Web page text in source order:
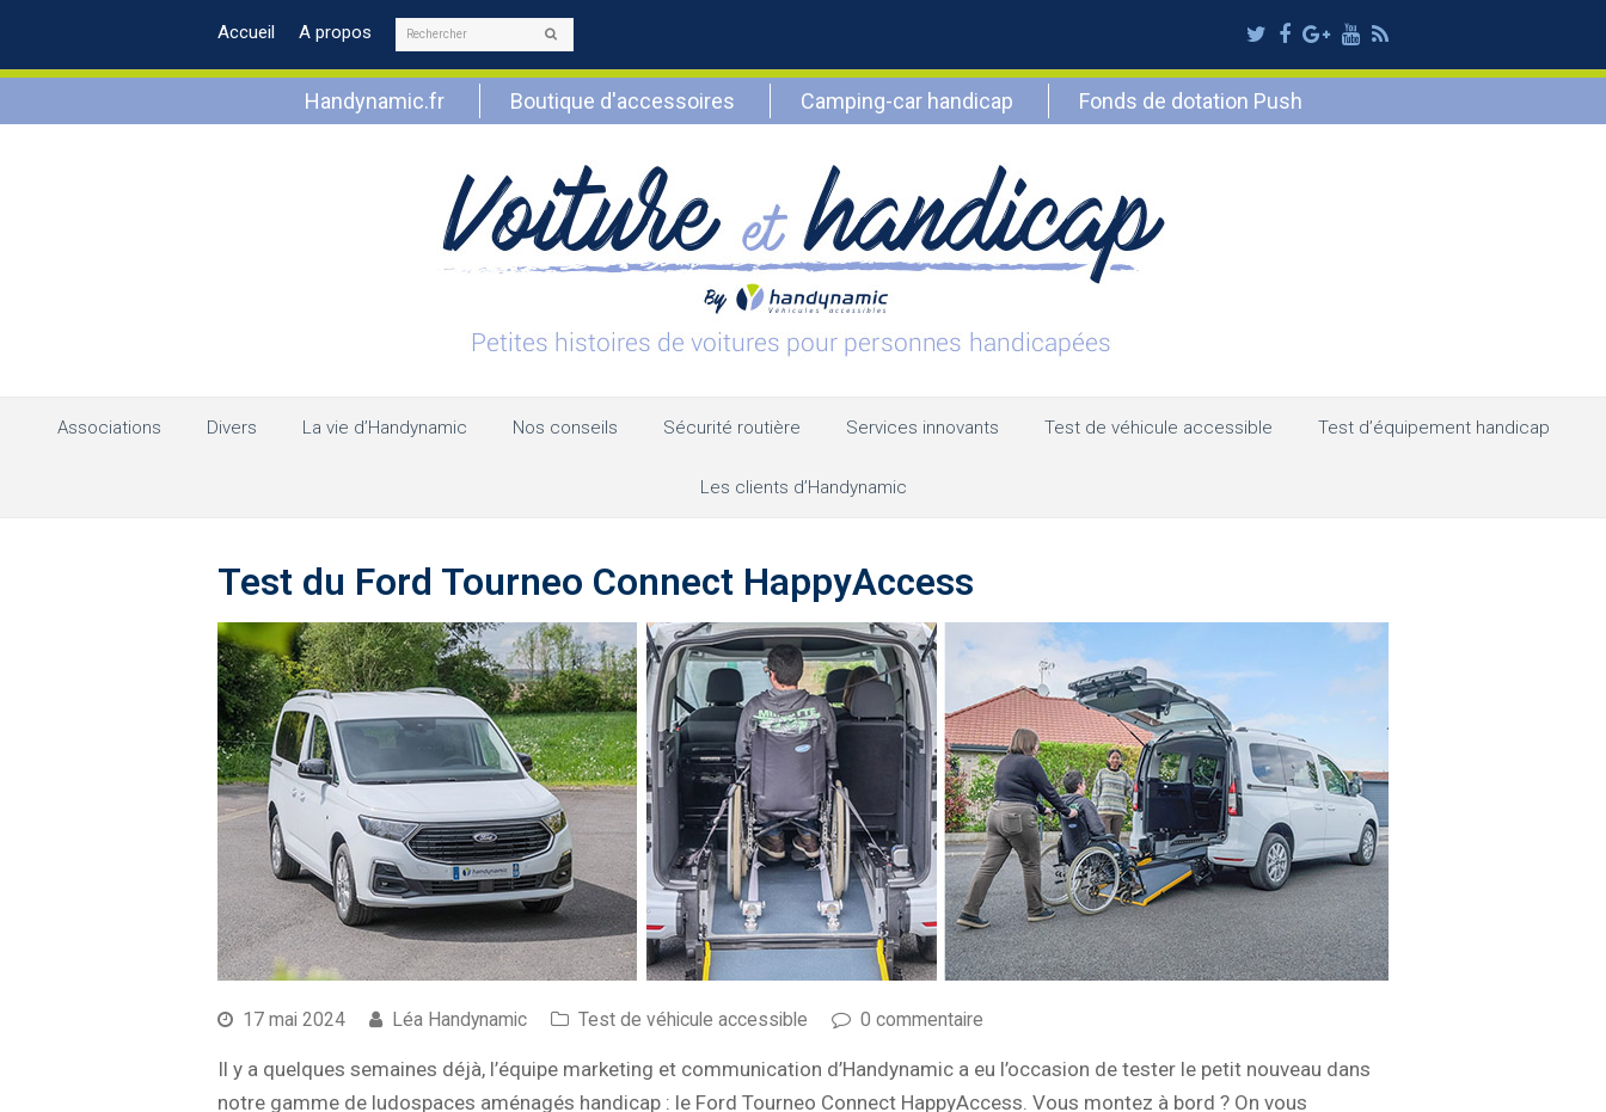
Accueil A propos Rechercher Twitter
Facebook
Google
Plus
Youtube
RSS
Handynamic.fr Boutique d'accessoires Camping-car handicap Fonds de dotation Push
Associations Divers La vie d’Handynamic Nos conseils Sécurité routière Services innovants Test de véhicule accessible Test d’équipement handicap
Les clients d’Handynamic
Test du Ford Tourneo Connect HappyAccess
17 mai 2024 Léa Handynamic Test de véhicule accessible 0 commentaire
Il y a quelques semaines déjà, l’équipe marketing et communication d’Handynamic a eu l’occasion de tester le petit nouveau dans
notre gamme de ludospaces aménagés handicap : le Ford Tourneo Connect HappyAccess. Vous montez à bord ? On vous